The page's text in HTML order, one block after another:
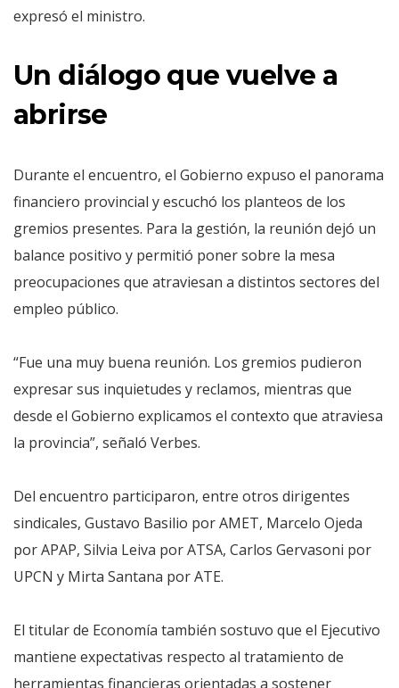
expresó el ministro.
Un diálogo que vuelve a
abrirse
Durante el encuentro, el Gobierno expuso el panorama
financiero provincial y escuchó los planteos de los
gremios presentes. Para la gestión, la reunión dejó un
balance positivo y permitió poner sobre la mesa
preocupaciones que atraviesan a distintos sectores del
empleo público.
“Fue una muy buena reunión. Los gremios pudieron
expresar sus inquietudes y reclamos, mientras que
desde el Gobierno explicamos el contexto que atraviesa
la provincia”, señaló Verbes.
Del encuentro participaron, entre otros dirigentes
sindicales, Gustavo Basilio por AMET, Marcelo Ojeda
por APAP, Silvia Leiva por ATSA, Carlos Gervasoni por
UPCN y Mirta Santana por ATE.
El titular de Economía también sostuvo que el Ejecutivo
mantiene expectativas respecto al tratamiento de
herramientas financieras orientadas a sostener